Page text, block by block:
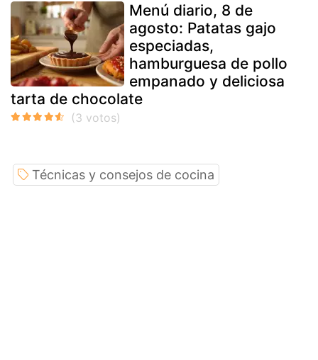
Menú diario, 8 de
agosto: Patatas gajo
especiadas,
hamburguesa de pollo
empanado y deliciosa
tarta de chocolate
Técnicas y consejos de cocina